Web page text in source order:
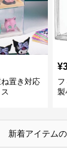
置き対応
¥
製
新着アイテム